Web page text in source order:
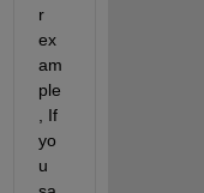
r
ex
am
ple
, If
yo
u